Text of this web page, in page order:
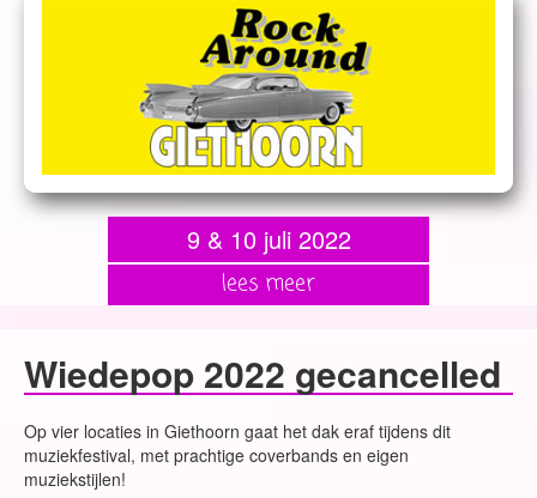
9 & 10 juli 2022
lees meer
Wiedepop 2022 gecancelled
Op vier locaties in Giethoorn gaat het dak eraf tijdens dit
muziekfestival, met prachtige coverbands en eigen
muziekstijlen!